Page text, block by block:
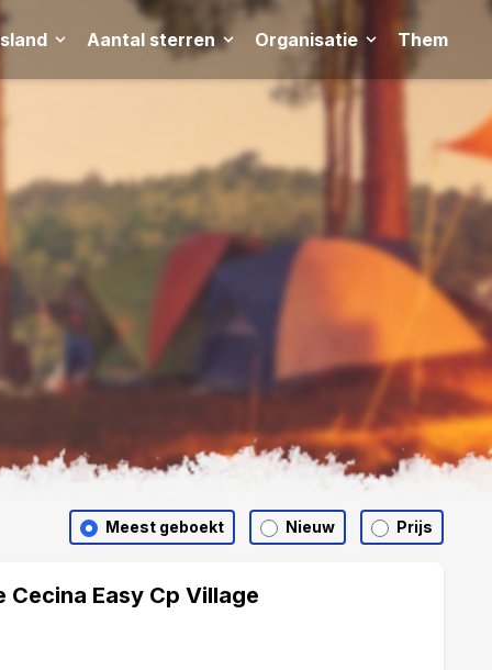
Aantal sterren Organisatie Thema
Meest geboekt Nieuw Prijs
Cecina Easy Cp Village